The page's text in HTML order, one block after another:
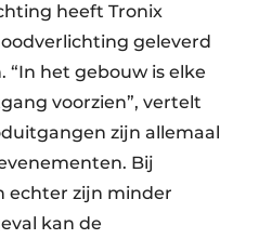
heeft Tronix
geleverd
“In het gebouw is elke
voorzien”, vertelt
zijn allemaal
Bij
echter zijn minder
kan de